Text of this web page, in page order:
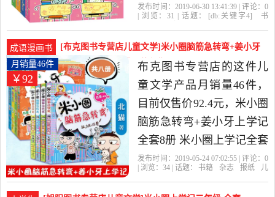
级课外书必读阅读老师推
儿童读物7-10岁漫画书下册
是2019年天淘圣兴图书专
营店精选书籍,杂志,报纸当
中性价比很高的儿童文
学，由北京发货。
发布时间：2019-06-30 13:41:39 | 评论： 0
| 浏览：31 | 话题： [db:关键字4]
书
成语漫画书
[布克图书专营店儿童文学]米小圈脑筋急转弯+姜小牙
上学记 全套月销量46件仅售92.4元
￥92
月销量46件
布克图书专营店的这件儿
童文学产品月销量46件，
目前仅售价92.4元，米小圈
脑筋急转弯+姜小牙上学记
全套8册 米小圈上学记全套
一二三四五六年级课外漫
发布时间：2019-05-24 07:02:55 | 评论： 0
| 浏览： 34 | 话题： 书籍 杂志 报纸
儿